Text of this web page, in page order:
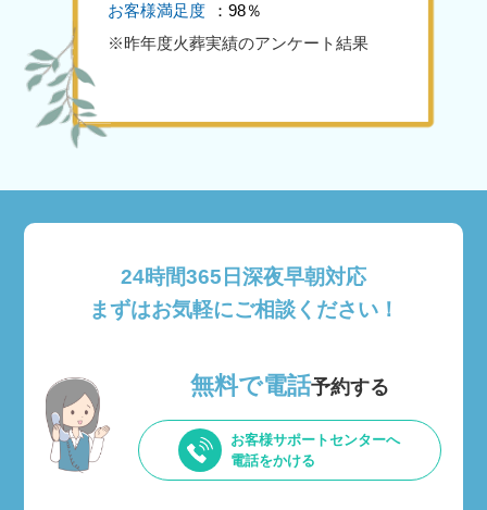
お客様満足度
：98％
※昨年度火葬実績のアンケート結果
24時間365日深夜早朝対応
まずはお気軽にご相談ください！
無料で電話予約する
お客様サポートセンターへ
電話をかける